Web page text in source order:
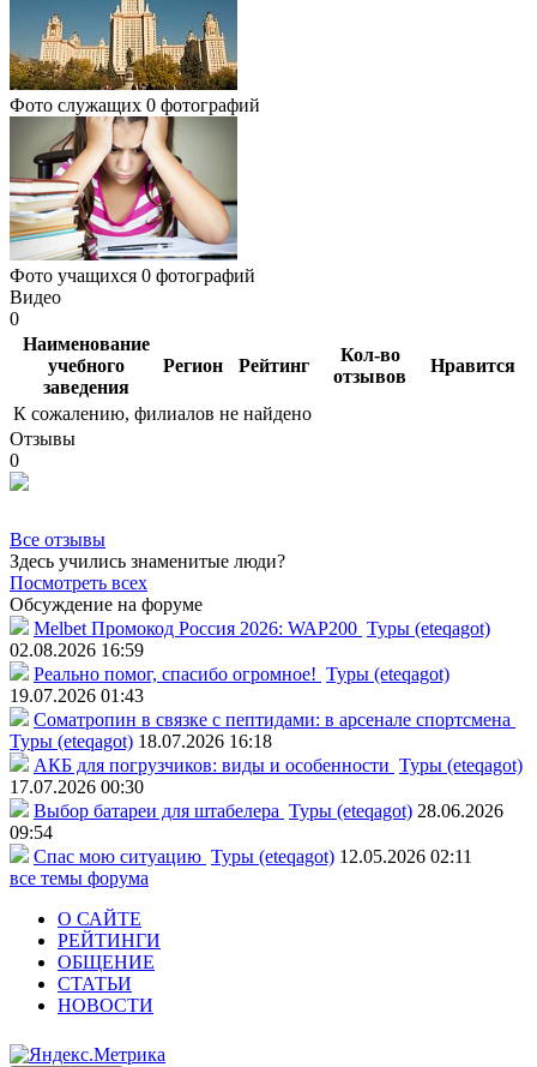
Фото служащих 0 фотографий
Фото учащихся 0 фотографий
Видео
0
Наименование
учебного
заведения
Регион Рейтинг
Кол-во
отзывов
Нравится
К сожалению, филиалов не найдено
Отзывы
0
Все отзывы
Здесь учились знаменитые люди?
Посмотреть всех
Обсуждение на форуме
Melbet Промокод Россия 2026: WAP200 Туры (eteqagot)
02.08.2026 16:59
Реально помог, спасибо огромное! Туры (eteqagot)
19.07.2026 01:43
Соматропин в связке с пептидами: в арсенале спортсмена
Туры (eteqagot) 18.07.2026 16:18
АКБ для погрузчиков: виды и особенности Туры (eteqagot)
17.07.2026 00:30
Выбор батареи для штабелера Туры (eteqagot) 28.06.2026
09:54
Спас мою ситуацию Туры (eteqagot) 12.05.2026 02:11
все темы форума
О САЙТЕ
РЕЙТИНГИ
ОБЩЕНИЕ
СТАТЬИ
НОВОСТИ